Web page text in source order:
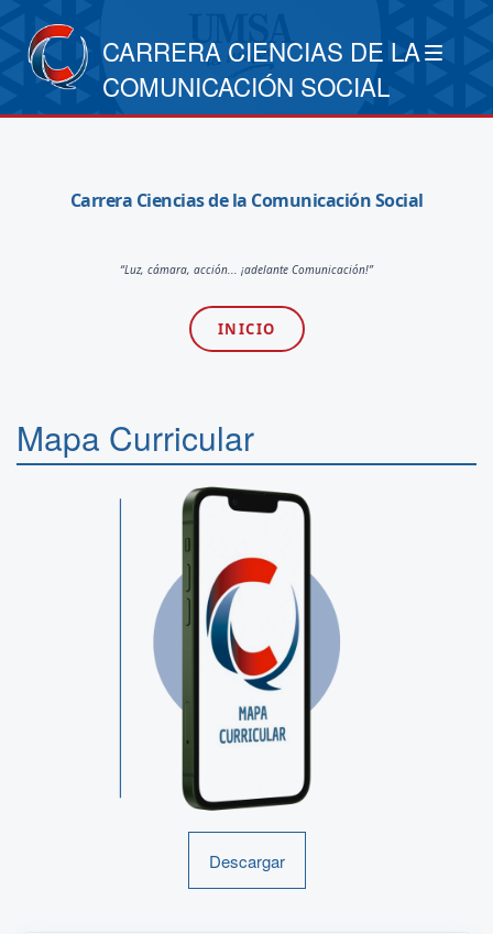
CARRERA CIENCIAS DE LA
COMUNICACIÓN SOCIAL
Carrera Ciencias de la Comunicación Social
“Luz, cámara, acción... ¡adelante Comunicación!”
INICIO
Mapa Curricular
Descargar